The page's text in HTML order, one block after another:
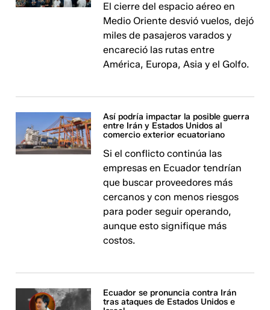
El cierre del espacio aéreo en
Medio Oriente desvió vuelos, dejó
miles de pasajeros varados y
encareció las rutas entre
América, Europa, Asia y el Golfo.
Así podría impactar la posible guerra
entre Irán y Estados Unidos al
comercio exterior ecuatoriano
Si el conflicto continúa las
empresas en Ecuador tendrían
que buscar proveedores más
cercanos y con menos riesgos
para poder seguir operando,
aunque esto signifique más
costos.
Ecuador se pronuncia contra Irán
tras ataques de Estados Unidos e